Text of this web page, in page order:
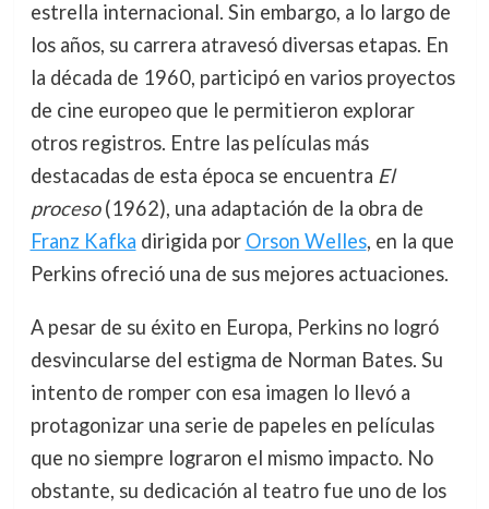
estrella internacional. Sin embargo, a lo largo de
los años, su carrera atravesó diversas etapas. En
la década de 1960, participó en varios proyectos
de cine europeo que le permitieron explorar
otros registros. Entre las películas más
destacadas de esta época se encuentra El
proceso(1962), una adaptación de la obra de
Franz Kafka dirigida por Orson Welles, en la que
Perkins ofreció una de sus mejores actuaciones.
A pesar de su éxito en Europa, Perkins no logró
desvincularse del estigma de Norman Bates. Su
intento de romper con esa imagen lo llevó a
protagonizar una serie de papeles en películas
que no siempre lograron el mismo impacto. No
obstante, su dedicación al teatro fue uno de los